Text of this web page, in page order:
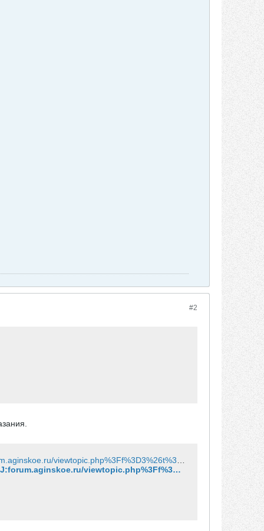
#2
http://webcache.googleusercontent.com/search?q=cache:oscBPDWahXEJ:forum.aginskoe.ru/viewtopic.php%3Ff%3D3%26t%3D1778+FlashProt&cd=3&hl=ru&ct=clnk&gl=ru